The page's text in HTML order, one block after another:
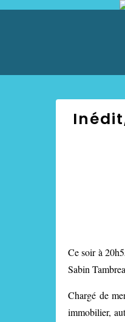
Ce soir à
Sabin
Chargé de
immobilier,